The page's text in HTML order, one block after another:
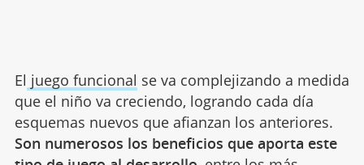
El juego funcional se va complejizando a medida
que el niño va creciendo, logrando cada día
esquemas nuevos que afianzan los anteriores.
Son numerosos los beneficios que aporta este